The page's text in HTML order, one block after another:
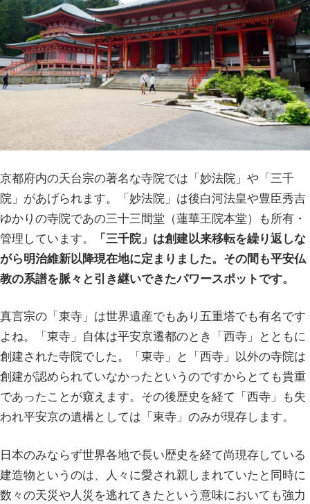
京都府内の天台宗の著名な寺院では「妙法院」や「三千
院」があげられます。「妙法院」は後白河法皇や豊臣秀吉
ゆかりの寺院であの三十三間堂（蓮華王院本堂）も所有・
管理しています。
「三千院」は創建以来移転を繰り返しな
がら明治維新以降現在地に定まりました。その間も平安仏
教の系譜を脈々と引き継いできたパワースポットです。
真言宗の「東寺」は世界遺産でもあり五重塔でも有名です
よね。「東寺」自体は平安京遷都のとき「西寺」とともに
創建された寺院でした。「東寺」と「西寺」以外の寺院は
創建が認められていなかったというのですからとても貴重
であったことが窺えます。その後歴史を経て「西寺」も失
われ平安京の遺構としては「東寺」のみが現存します。
日本のみならず世界各地で長い歴史を経て尚現存している
建造物というのは、人々に愛され親しまれていたと同時に
数々の天災や人災を逃れてきたという意味においても強力